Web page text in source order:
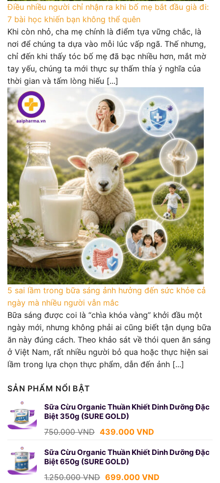
Điều nhiều người chỉ nhận ra khi bố mẹ bắt đầu già đi:
7 bài học khiến bạn không thể quên
Khi còn nhỏ, cha mẹ chính là điểm tựa vững chắc, là
nơi để chúng ta dựa vào mỗi lúc vấp ngã. Thế nhưng,
chỉ đến khi thấy tóc bố mẹ đã bạc nhiều hơn, mắt mờ
tay yếu, chúng ta mới thực sự thấm thía ý nghĩa của
thời gian và tấm lòng hiếu [...]
5 sai lầm trong bữa sáng ảnh hưởng đến sức khỏe cả
ngày mà nhiều người vẫn mắc
Bữa sáng được coi là “chìa khóa vàng” khởi đầu một
ngày mới, nhưng không phải ai cũng biết tận dụng bữa
ăn này đúng cách. Theo khảo sát về thói quen ăn sáng
ở Việt Nam, rất nhiều người bỏ qua hoặc thực hiện sai
lầm trong lựa chọn thực phẩm, dẫn đến ảnh [...]
SẢN PHẨM NỔI BẬT
Sữa Cừu Organic Thuần Khiết Dinh Dưỡng Đặc
Biệt 350g (SURE GOLD)
750.000VND Giá
là:
750.000 VND.
439.000 VNDGiá
tại
439.000 VND.
Sữa Cừu Organic Thuần Khiết Dinh Dưỡng Đặc
Biệt 650g (SURE GOLD)
1.250.000VND Giá
699.000 VNDGiá